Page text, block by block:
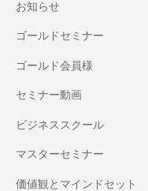
お知らせ
ゴールドセミナー
ゴールド会員様
セミナー動画
ビジネススクール
マスターセミナー
価値観とマインドセット